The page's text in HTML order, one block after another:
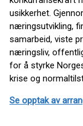
usikkerhet.
næringsutvikling,
samarbeid, viste
næringsliv,
for å styrke
krise og
Se opptak av